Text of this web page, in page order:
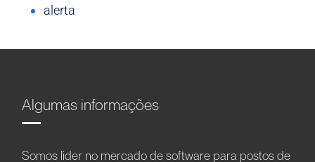
alerta
Algumas informações
Somos líder no mercado de software para postos de